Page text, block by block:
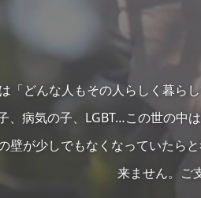
「どんな人もその人らしく暮
、病気の子、LGBT…この世の中
壁が少しでもなくなっていたら
来ません。ご